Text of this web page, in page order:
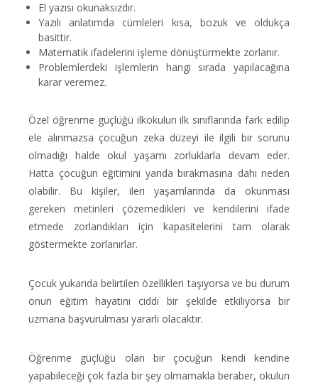
El yazısı okunaksızdır.
Yazılı anlatımda cümleleri kısa, bozuk ve oldukça
basittir.
Matematik ifadelerini işleme dönüştürmekte zorlanır.
Problemlerdeki işlemlerin hangi sırada yapılacağına
karar veremez.
Özel öğrenme güçlüğü ilkokulun ilk sınıflarında fark edilip
ele alınmazsa çocuğun zeka düzeyi ile ilgili bir sorunu
olmadığı halde okul yaşamı zorluklarla devam eder.
Hatta çocuğun eğitimini yarıda bırakmasına dahi neden
olabilir. Bu kişiler, ileri yaşamlarında da okunması
gereken metinleri çözemedikleri ve kendilerini ifade
etmede zorlandıkları için kapasitelerini tam olarak
göstermekte zorlanırlar.
Çocuk yukarıda belirtilen özellikleri taşıyorsa ve bu durum
onun eğitim hayatını ciddi bir şekilde etkiliyorsa bir
uzmana başvurulması yararlı olacaktır.
Öğrenme güçlüğü olan bir çocuğun kendi kendine
yapabileceği çok fazla bir şey olmamakla beraber, okulun